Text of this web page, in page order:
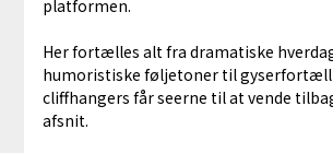
platformen.
Her fortælles alt fra dramatiske
humoristiske føljetoner til
cliffhangers får seerne til at vende
afsnit.